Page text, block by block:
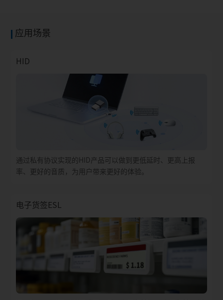
应用场景
HID
通过私有协议实现的HID产品可以做到更低延时、更高上报
率、更好的音质，为用户带来更好的体验。
电子货签ESL